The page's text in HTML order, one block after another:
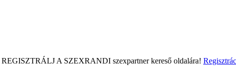
REGISZTRÁLJ A SZEXRANDI szexpartner kereső oldalára!